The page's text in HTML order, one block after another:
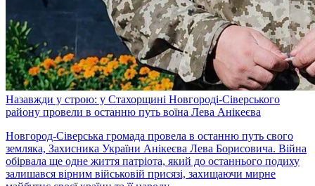
Назавжди у строю: у Стахорщині Новгороді-Сіверського
району провели в останню путь воїна Лева Анікеєва
Новгород-Сіверська громада провела в останню путь свого
земляка, Захисника України Анікеєва Лева Борисовича. Війна
обірвала ще одне життя патріота, який до останнього подиху
залишався вірним військовій присязі, захищаючи мирне